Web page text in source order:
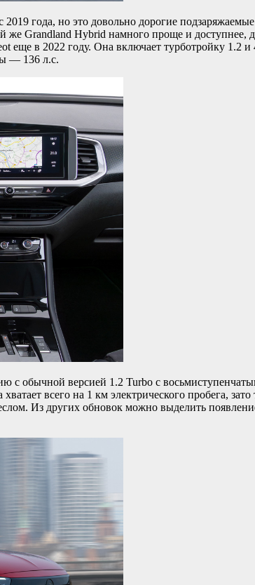
года, но это довольно дорогие
Grandland Hybrid намного проще и доступнее,
еще в 2022 году. Она включает турботройку 1.2
— 136 л.с.
с обычной версией 1.2 Turbo с
всего на 1 км электрического пробега,
Из других обновок можно выделить